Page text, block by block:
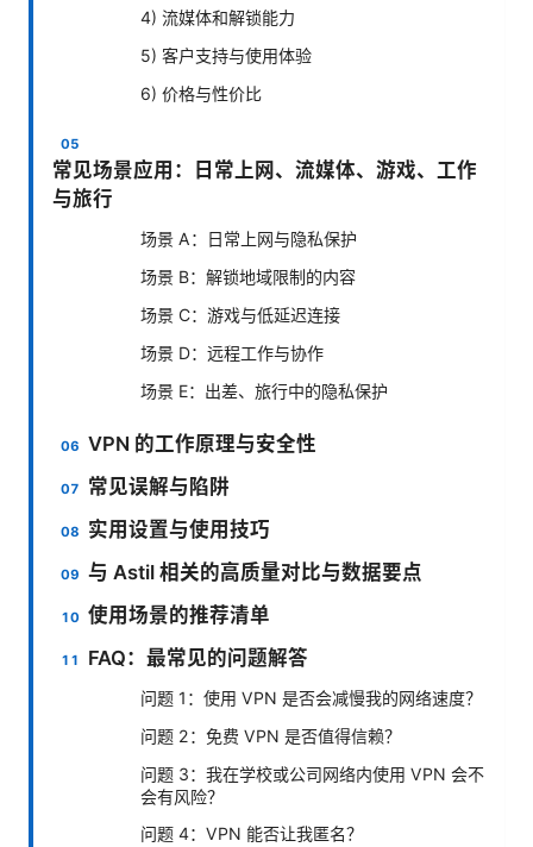
4) 流媒体和解锁能力
5) 客户支持与使用体验
6) 价格与性价比
常见场景应用：日常上网、流媒体、游戏、工作
与旅行
场景 A：日常上网与隐私保护
场景 B：解锁地域限制的内容
场景 C：游戏与低延迟连接
场景 D：远程工作与协作
场景 E：出差、旅行中的隐私保护
VPN 的工作原理与安全性
常见误解与陷阱
实用设置与使用技巧
与 Astil 相关的高质量对比与数据要点
使用场景的推荐清单
FAQ：最常见的问题解答
问题 1：使用 VPN 是否会减慢我的网络速度？
问题 2：免费 VPN 是否值得信赖？
问题 3：我在学校或公司网络内使用 VPN 会不
会有风险？
问题 4：VPN 能否让我匿名？